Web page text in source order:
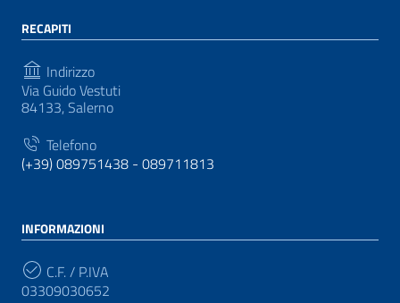
RECAPITI
Indirizzo
Via Guido Vestuti
84133, Salerno
Telefono
(+39) 089751438 - 089711813
INFORMAZIONI
C.F. / P.IVA
03309030652